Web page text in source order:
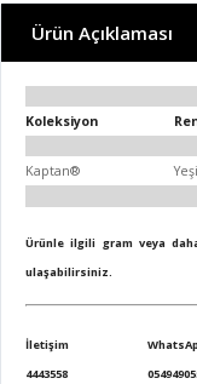
Ürün Açıklaması
Koleksiyon
Kaptan®
Ürünle ilgili gram veya
ulaşabilirsiniz.
İletişim
4443558